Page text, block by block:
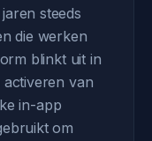
steeds
die werken
blinkt uit in
van
in-app
om